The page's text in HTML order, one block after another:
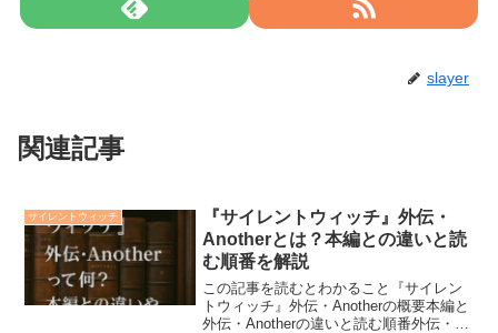
slayer
関連記事
サイレントウィッチ
『サイレントウィッチ』外伝・
Anotherとは？本編との違いと読
む順番を解説
この記事を読むとわかること『サイレン
トウィッチ』外伝・Anotherの概要本編と
外伝・Anotherの違いと読む順番外伝・